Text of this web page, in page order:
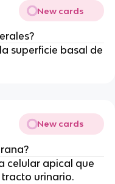
New cards
superficie basal de
New cards
celular apical que
urinario.